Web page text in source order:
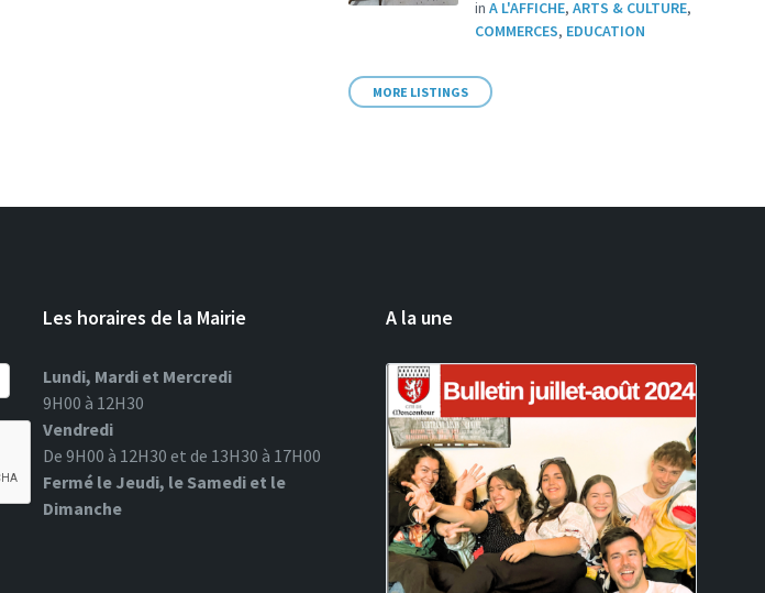
inA L'AFFICHE,ARTS & CULTURE,
COMMERCES, EDUCATION
MORE LISTINGS
Les horaires de la Mairie
Lundi, Mardi et Mercredi
9H00 à 12H30
Vendredi
De 9H00 à 12H30 et de 13H30 à 17H00
Fermé le Jeudi, le Samedi et le
Dimanche
A la une